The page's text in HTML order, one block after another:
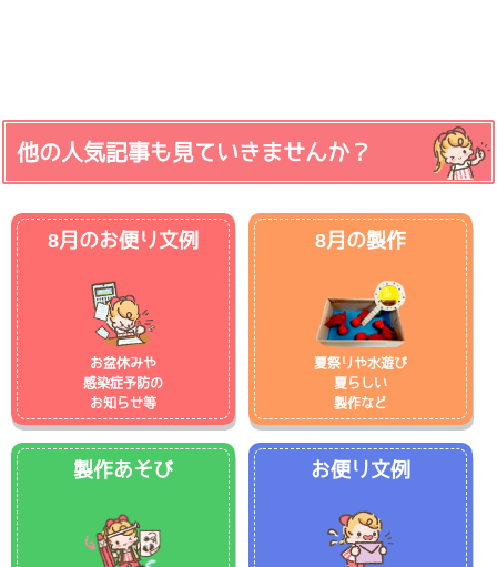
他の人気記事も見ていきませんか？
8月のお便り文例
お盆休みや
感染症予防の
お知らせ等
8月の製作
夏祭りや水遊び
夏らしい
製作など
製作あそび お便り文例